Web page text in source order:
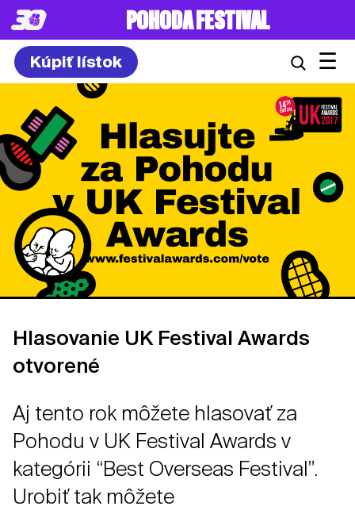
POHODA FESTIVAL
Kúpiť lístok ☰
Hlasovanie UK Festival Awards
otvorené
Aj tento rok môžete hlasovať za
Pohodu v UK Festival Awards v
kategórii “Best Overseas Festival".
Urobiť tak môžete